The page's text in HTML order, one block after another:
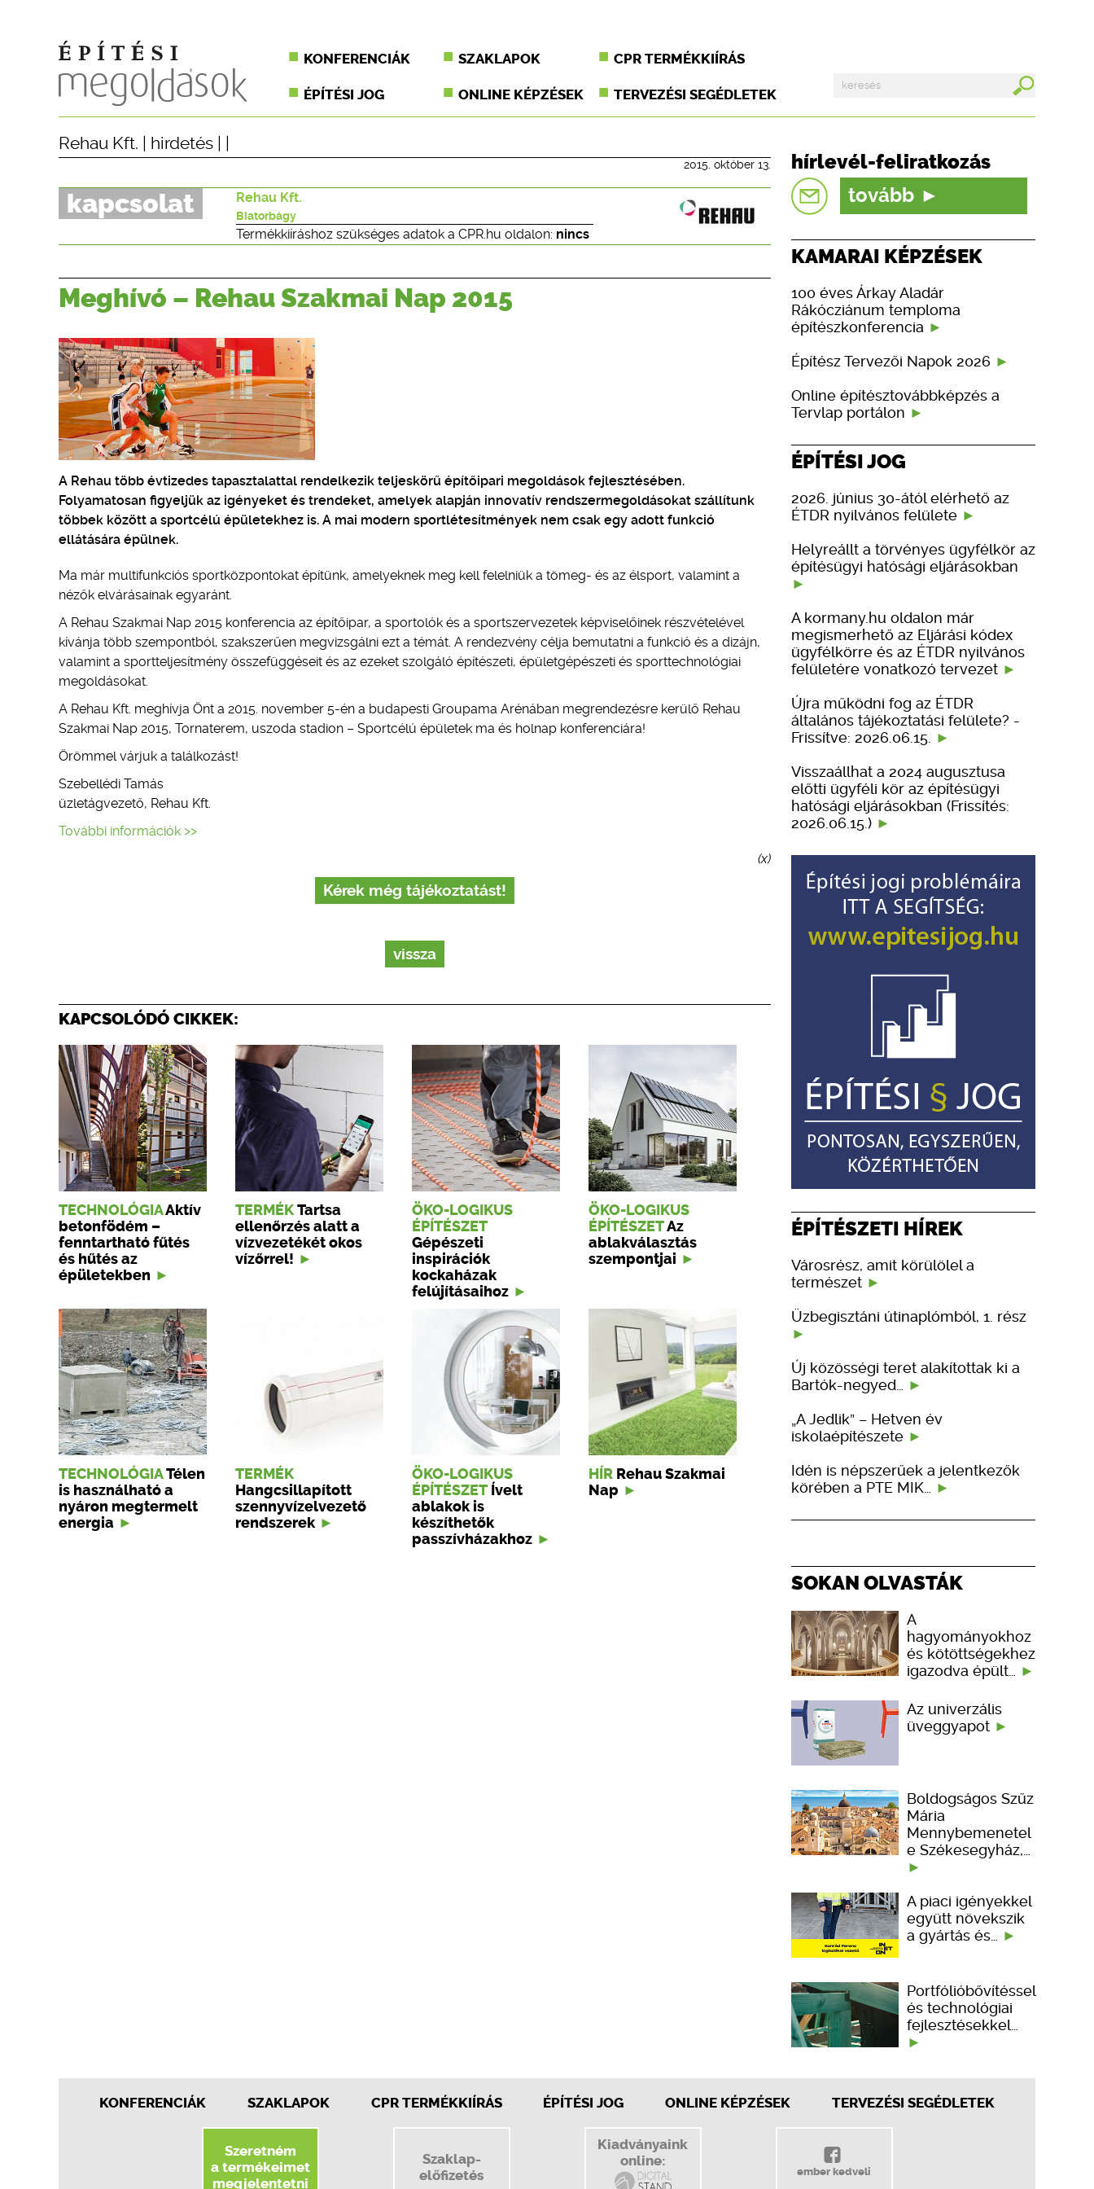
KONFERENCIÁK SZAKLAPOK CPR TERMÉKKIÍRÁS
ÉPÍTÉSI JOG ONLINE KÉPZÉSEK TERVEZÉSI SEGÉDLETEK
Rehau Kft. hirdetés
2015. október 13.
kapcsolat Rehau Kft.
Biatorbágy
Termékkiíráshoz szükséges adatok a CPR.hu oldalon: nincs
Meghívó – Rehau Szakmai Nap 2015
A Rehau több évtizedes tapasztalattal rendelkezik teljeskörű építőipari megoldások fejlesztésében.
Folyamatosan figyeljük az igényeket és trendeket, amelyek alapján innovatív rendszermegoldásokat szállítunk
többek között a sportcélú épületekhez is. A mai modern sportlétesítmények nem csak egy adott funkció
ellátására épülnek.
Ma már multifunkciós sportközpontokat építünk, amelyeknek meg kell felelniük a tömeg- és az élsport, valamint a
nézők elvárásainak egyaránt.
A Rehau Szakmai Nap 2015 konferencia az építőipar, a sportolók és a sportszervezetek képviselőinek részvételével
kívánja több szempontból, szakszerűen megvizsgálni ezt a témát. A rendezvény célja bemutatni a funkció és a dizájn,
valamint a sportteljesítmény összefüggéseit és az ezeket szolgáló építészeti, épületgépészeti és sporttechnológiai
megoldásokat.
A Rehau Kft. meghívja Önt a 2015. november 5-én a budapesti Groupama Arénában megrendezésre kerülő Rehau
Szakmai Nap 2015, Tornaterem, uszoda stadion – Sportcélú épületek ma és holnap konferenciára!
Örömmel várjuk a találkozást!
Szebellédi Tamás
üzletágvezető, Rehau Kft.
További információk >>
(x)
Kérek még tájékoztatást!
vissza
KAPCSOLÓDÓ CIKKEK:
TECHNOLÓGIAAktív
betonfödém –
fenntartható fűtés
és hűtés az
épületekben
TERMÉK Tartsa
ellenőrzés alatt a
vízvezetékét okos
vízőrrel!
ÖKO-LOGIKUS
ÉPÍTÉSZET
Gépészeti
inspirációk
kockaházak
felújításaihoz
ÖKO-LOGIKUS
ÉPÍTÉSZETAz
ablakválasztás
szempontjai
TECHNOLÓGIA Télen
is használható a
nyáron megtermelt
energia
TERMÉK
Hangcsillapított
szennyvízelvezető
rendszerek
ÖKO-LOGIKUS
ÉPÍTÉSZET Ívelt
ablakok is
készíthetők
passzívházakhoz
HÍR Rehau Szakmai
Nap
hírlevél-feliratkozás
tovább
KAMARAI KÉPZÉSEK
100 éves Árkay Aladár
Rákócziánum temploma
építészkonferencia
Építész Tervezői Napok 2026
Online építésztovábbképzés a
Tervlap portálon
ÉPÍTÉSI JOG
2026. június 30-ától elérhető az
ÉTDR nyilvános felülete
Helyreállt a törvényes ügyfélkör az
építésügyi hatósági eljárásokban
A kormany.hu oldalon már
megismerhető az Eljárási kódex
ügyfélkörre és az ÉTDR nyilvános
felületére vonatkozó tervezet
Újra működni fog az ÉTDR
általános tájékoztatási felülete? -
Frissítve: 2026.06.15.
Visszaállhat a 2024 augusztusa
előtti ügyféli kör az építésügyi
hatósági eljárásokban (Frissítés:
2026.06.15.)
ÉPÍTÉSZETI HÍREK
Városrész, amit körülölel a
természet
Üzbegisztáni útinaplómból, 1. rész
Új közösségi teret alakítottak ki a
Bartók-negyed…
„A Jedlik” – Hetven év
iskolaépítészete
Idén is népszerűek a jelentkezők
körében a PTE MIK…
SOKAN OLVASTÁK
A
hagyományokhoz
és kötöttségekhez
igazodva épült…
Az univerzális
üveggyapot
Boldogságos Szűz
Mária
Mennybemenetel
e Székesegyház,…
A piaci igényekkel
együtt növekszik
a gyártás és…
Portfólióbővítéssel
és technológiai
fejlesztésekkel…
KONFERENCIÁK SZAKLAPOK CPR TERMÉKKIÍRÁS ÉPÍTÉSI JOG ONLINE KÉPZÉSEK TERVEZÉSI SEGÉDLETEK
Szeretném
a termékeimet
megjelentetni
Szaklap-
előfizetés
Kiadványaink
online:
ember kedveli